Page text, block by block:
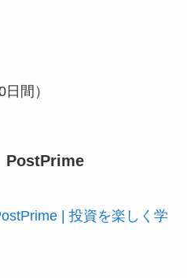
間）
| 投資を楽しく学